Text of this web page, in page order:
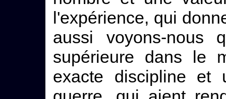
l'expérience, qui
aussi voyons-nous
supérieure dans le
exacte discipline et